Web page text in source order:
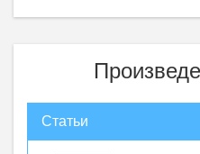
Статьи